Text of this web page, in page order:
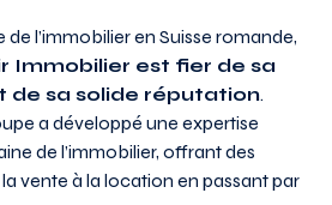
l’immobilier en Suisse romande,
Immobilier est fier de sa
de sa solide réputation.
a développé une expertise
de l’immobilier, offrant des
vente à la location en passant par